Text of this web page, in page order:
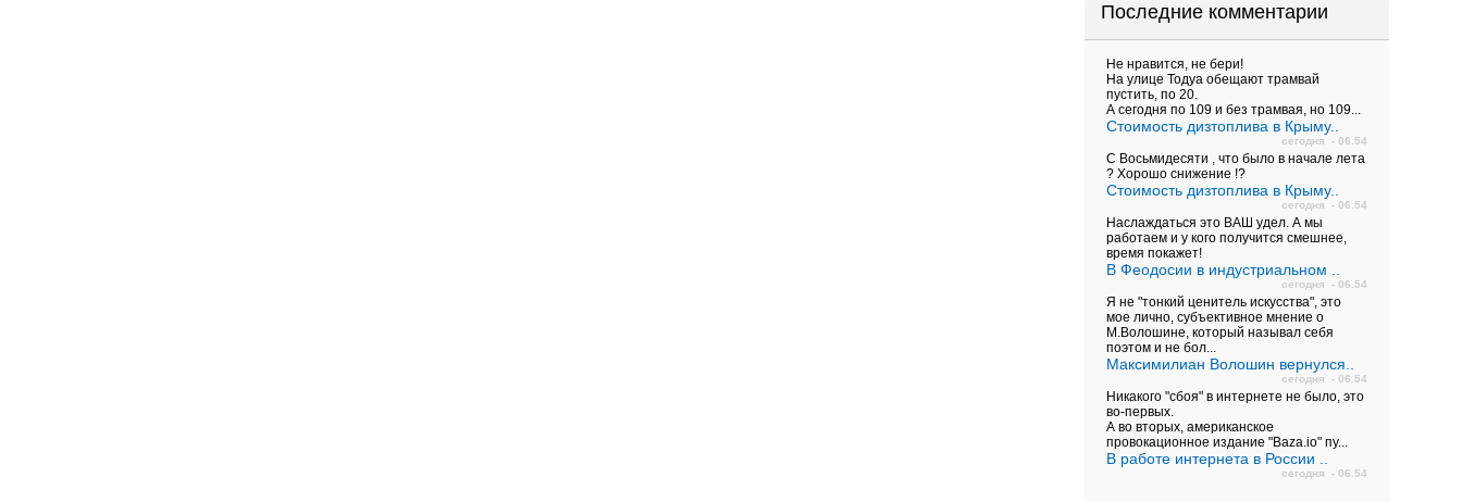
Последние комментарии
Не нравится, не бери!
На улице Тодуа обещают трамвай
пустить, по 20.
А сегодня по 109 и без трамвая, но 109...
Стоимость дизтоплива в Крыму..
сегодня - 06.54
С Восьмидесяти , что было в начале лета
? Хорошо снижение !?
Стоимость дизтоплива в Крыму..
сегодня - 06.54
Наслаждаться это ВАШ удел. А мы
работаем и у кого получится смешнее,
время покажет!
В Феодосии в индустриальном ..
сегодня - 06.54
Я не "тонкий ценитель искусства", это
мое лично, субъективное мнение о
М.Волошине, который называл себя
поэтом и не бол...
Максимилиан Волошин вернулся..
сегодня - 06.54
Никакого "сбоя" в интернете не было, это
во-первых.
А во вторых, американское
провокационное издание "Baza.io" пу...
В работе интернета в России ..
сегодня - 06.54